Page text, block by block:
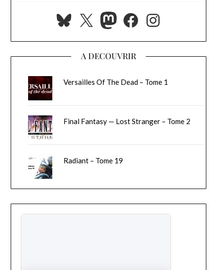
Bluesky
X Mastodon
Facebook
A DECOUVRIR
Versailles Of The Dead – Tome 1
Final Fantasy — Lost Stranger – Tome 2
Radiant – Tome 19